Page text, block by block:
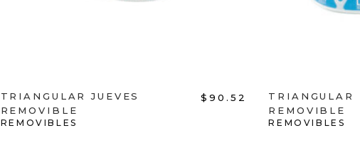
TRIANGULAR JUEVES
REMOVIBLE
$90.52
REMOVIBLES
TRIANGULAR
REMOVIBLE
REMOVIBLES